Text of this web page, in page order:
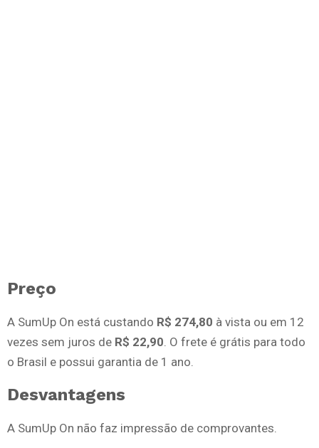
Preço
A SumUp On está custando R$ 274,80 à vista ou em 12
vezes sem juros de R$ 22,90. O frete é grátis para todo
o Brasil e possui garantia de 1 ano.
Desvantagens
A SumUp On não faz impressão de comprovantes.